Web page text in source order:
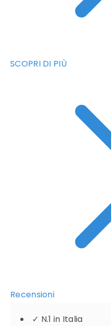
SCOPRI DI PIÙ
Recensioni
✓ N.1 in Italia